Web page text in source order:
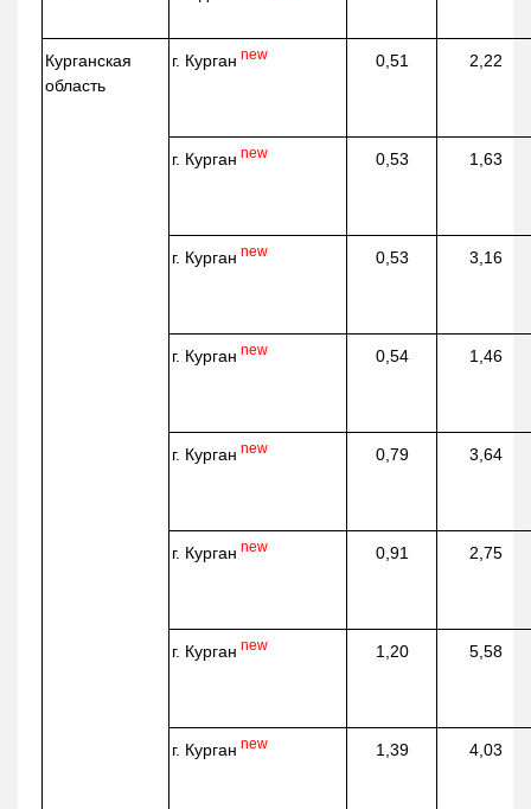
Курганская
область
г. Курган new 0,51 2,22
г. Курган new 0,53 1,63
г. Курган new 0,53 3,16
г. Курган new 0,54 1,46
г. Курган new 0,79 3,64
г. Курган new 0,91 2,75
г. Курган new 1,20 5,58
г. Курган new 1,39 4,03